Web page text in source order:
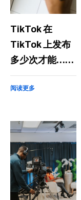
TikTok 在
TikTok 上发布
多少次才能……
阅读更多